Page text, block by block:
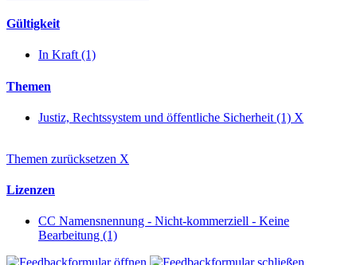
Gültigkeit
In Kraft (1)
Themen
Justiz, Rechtssystem und öffentliche Sicherheit (1) X
Themen zurücksetzen X
Lizenzen
CC Namensnennung - Nicht-kommerziell - Keine
Bearbeitung (1)